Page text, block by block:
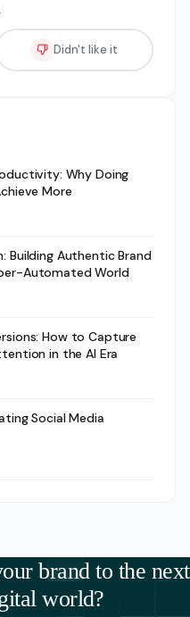
Didn't like it
Why Doing
More
Building Authentic Brand
Automated World
How to Capture
in the AI Era
Social Media
brand to the next
world?